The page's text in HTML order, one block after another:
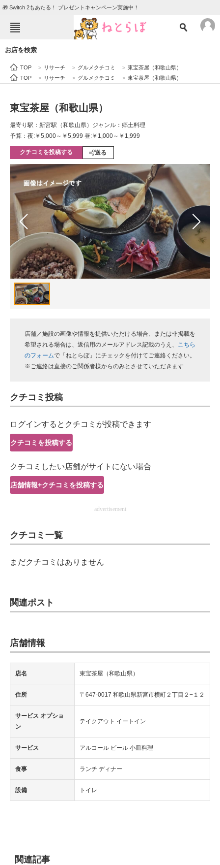
🎁 Switch 2もあたる！ プレゼントキャンペーン実施中！
エンタメ クイズ
住まい
動物 リサーチ
会員記事
メディア
注目記事を集めた総合ページ
ITの今と未来を見通す
スマホと通信の最新トレンド
進化するPCとデバイスの未来
好きが集まる 比べて選べる
ビジネスと働き方のヒント
企業ITのトレンドを詳説
経営リーダーのコミュニティ
ITエンジニア向け専門サイト
企業向けIT製品の総合サイト
IT製品の技術・比較・事例
製造業のIT導入・活用を支援
エレクトロニクス専門サイト
電子設計の基本と応用
ちょっと気になるネットの話題
お店を検索
TOP > リサーチ > グルメクチコミ > 東宝茶屋（和歌山県）
TOP
> リサーチ > グルメクチコミ > 東宝茶屋（和歌山県）
東宝茶屋（和歌山県）
最寄り駅：新宮駅（和歌山県） ジャンル：郷土料理
予算：夜:￥5,000～￥5,999 昼:￥1,000～￥1,999
クチコミを投稿する 送る
店舗／施設の画像や情報を提供いただける場合、または非掲載を
希望される場合は、返信用のメールアドレス記載のうえ、
こちら
のフォームで「ねとらぼ」にチェックを付けてご連絡ください。
※ご連絡は直接のご関係者様からのみとさせていただきます
クチコミ投稿
ログインするとクチコミが投稿できます
クチコミを投稿する
クチコミしたい店舗がサイトにない場合
店舗情報+クチコミを投稿する
advertisement
クチコミ一覧
まだクチコミはありません
関連ポスト
店舗情報
店名 東宝茶屋（和歌山県）
住所 〒647-0017 和歌山県新宮市横町２丁目２−１２
サービス オプショ
ン
テイクアウト イートイン
サービス アルコール ビール 小皿料理
食事 ランチ ディナー
設備 トイレ
関連記事